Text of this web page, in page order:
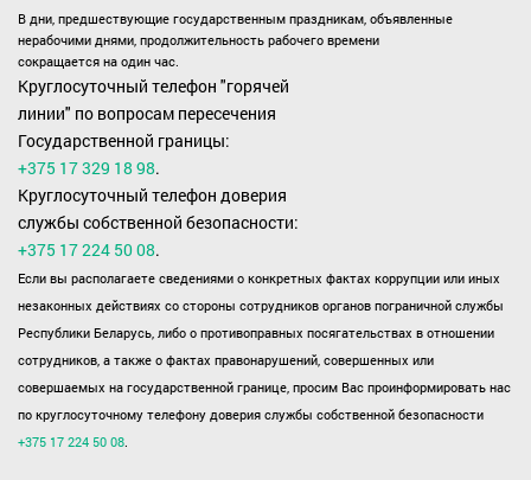
В дни, предшествующие государственным праздникам, объявленные
нерабочими днями, продолжительность рабочего времени
сокращается на один час.
Круглосуточный телефон "горячей
линии" по вопросам пересечения
Государственной границы:
+375 17 329 18 98.
Круглосуточный телефон доверия
службы собственной безопасности:
+375 17 224 50 08.
Если вы располагаете сведениями о конкретных фактах коррупции или иных
незаконных действиях со стороны сотрудников органов пограничной службы
Республики Беларусь, либо о противоправных посягательствах в отношении
сотрудников, а также о фактах правонарушений, совершенных или
совершаемых на государственной границе, просим Вас проинформировать нас
по круглосуточному телефону доверия службы собственной безопасности
+375 17 224 50 08.